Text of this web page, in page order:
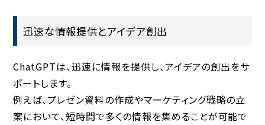
迅速な情報提供とアイデア創出
ChatGPTは、迅速に情報を提供し、アイデアの創出をサ
ポートします。
例えば、プレゼン資料の作成やマーケティング戦略の立
案において、短時間で多くの情報を集めることが可能で